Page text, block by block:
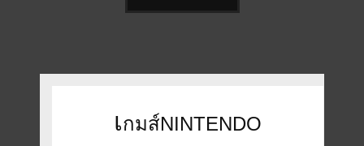
content
เกมส์NINTENDO